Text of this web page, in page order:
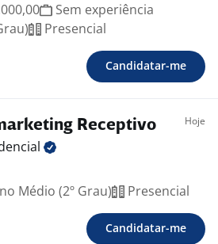
Sem experiência
Presencial
Candidatar-me
Receptivo Hoje
Médio (2º Grau) Presencial
Candidatar-me